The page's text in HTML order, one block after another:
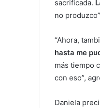
sacrificada.
no
“Ahora,
hasta me
más tiempo
con eso”,
Daniela